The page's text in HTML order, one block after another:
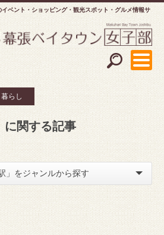
イベント・ショッピング
観光スポット・グルメ情報サ
らし
に関する記事
」をジャンルから探す